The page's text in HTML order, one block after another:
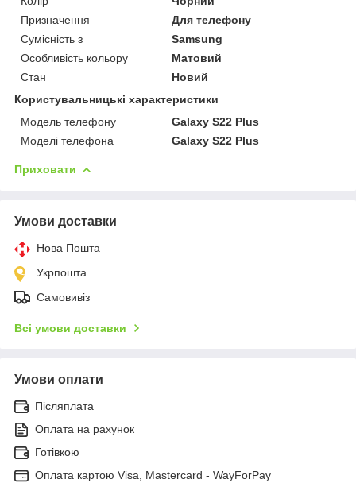
Призначення
Для телефону
Сумісність з
Samsung
Особливість кольору
Матовий
Стан
Новий
Користувальницькі характеристики
Модель телефону
Galaxy S22 Plus
Моделі телефона
Galaxy S22 Plus
Приховати
Умови доставки
Нова Пошта
Укрпошта
Самовивіз
Всі умови доставки
Умови оплати
Післяплата
Оплата на рахунок
Готівкою
Оплата картою Visa, Mastercard - WayForPay